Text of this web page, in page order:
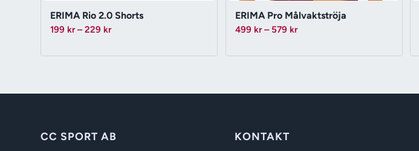
ERIMA Rio 2.0 Shorts
199 kr – 229 krPrisintervall:
till
ERIMA Pro Målvaktströja
499 kr – 579 krPrisintervall:
till
CC SPORT AB KONTAKT